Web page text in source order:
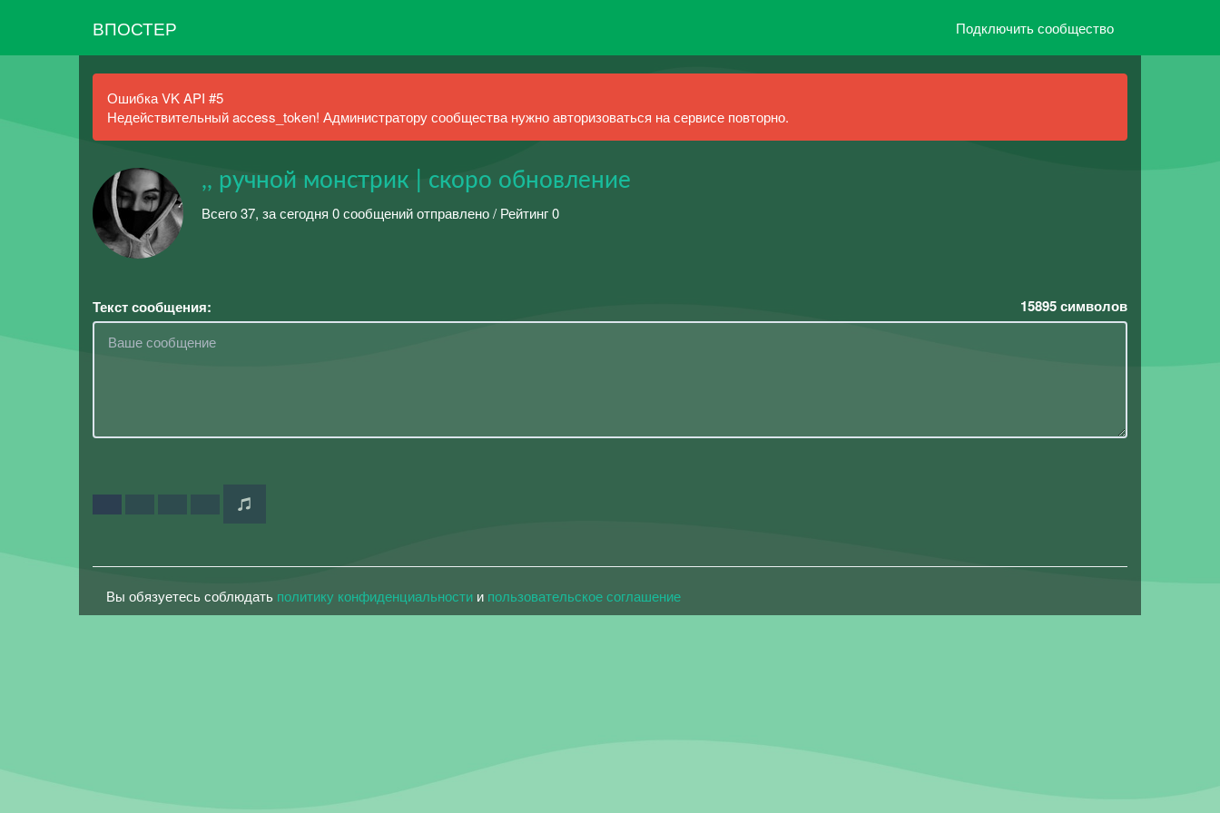
ВПОСТЕР Подключить сообщество
Ошибка VK API #5
Недействительный access_token! Администратору сообщества нужно авторизоваться на сервисе повторно.
,, ручной монстрик | скоро обновление
Всего 37, за сегодня 0 сообщений отправлено / Рейтинг 0
Текст сообщения: 15895символов
Вы обязуетесь соблюдать политику конфиденциальности и пользовательское соглашение